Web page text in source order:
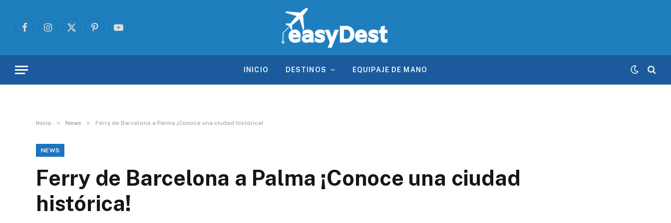
FacebookInstagram
X
PinterestYouTube
INICIO DESTINOS EQUIPAJE DE MANO
Inicio » News » Ferry de Barcelona a Palma ¡Conoce una ciudad histórica!
NEWS
Ferry de Barcelona a Palma ¡Conoce una ciudad
histórica!